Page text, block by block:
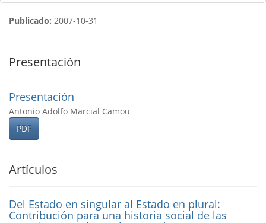
Publicado: 2007-10-31
Presentación
Presentación
Antonio Adolfo Marcial Camou
PDF
Artículos
Del Estado en singular al Estado en plural:
Contribución para una historia social de las